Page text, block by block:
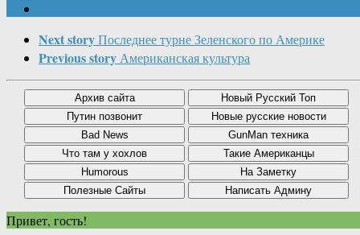
Next storyПоследнее турне Зеленского по Америке
Previous storyАмериканская культура
Привет, гость!